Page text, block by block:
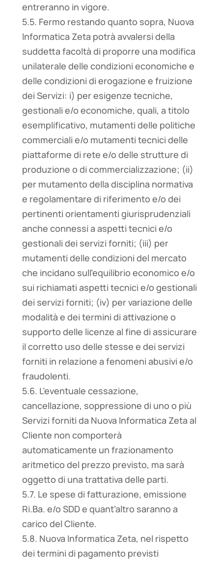
entreranno in vigore.
5.5. Fermo restando quanto sopra, Nuova
Informatica Zeta potrà avvalersi della
suddetta facoltà di proporre una modifica
unilaterale delle condizioni economiche e
delle condizioni di erogazione e fruizione
dei Servizi: i) per esigenze tecniche,
gestionali e/o economiche, quali, a titolo
esemplificativo, mutamenti delle politiche
commerciali e/o mutamenti tecnici delle
piattaforme di rete e/o delle strutture di
produzione o di commercializzazione; (ii)
per mutamento della disciplina normativa
e regolamentare di riferimento e/o dei
pertinenti orientamenti giurisprudenziali
anche connessi a aspetti tecnici e/o
gestionali dei servizi forniti; (iii) per
mutamenti delle condizioni del mercato
che incidano sull’equilibrio economico e/o
sui richiamati aspetti tecnici e/o gestionali
dei servizi forniti; (iv) per variazione delle
modalità e dei termini di attivazione o
supporto delle licenze al fine di assicurare
il corretto uso delle stesse e dei servizi
forniti in relazione a fenomeni abusivi e/o
fraudolenti.
5.6. L’eventuale cessazione,
cancellazione, soppressione di uno o più
Servizi forniti da Nuova Informatica Zeta al
Cliente non comporterà
automaticamente un frazionamento
aritmetico del prezzo previsto, ma sarà
oggetto di una trattativa delle parti.
5.7. Le spese di fatturazione, emissione
Ri.Ba. e/o SDD e quant’altro saranno a
carico del Cliente.
5.8. Nuova Informatica Zeta, nel rispetto
dei termini di pagamento previsti